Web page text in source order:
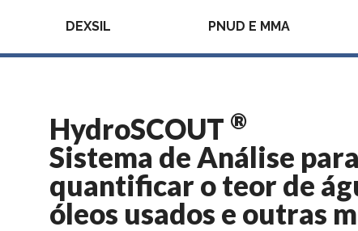
DEXSIL PNUD E MMA
HydroSCOUT ®
Sistema de Análise para
quantificar o teor de
óleos usados e outras